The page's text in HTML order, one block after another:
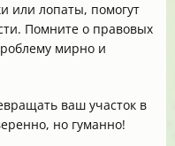
или лопаты, помогут
Помните о правовых
мирно и
ваш участок в
но гуманно!